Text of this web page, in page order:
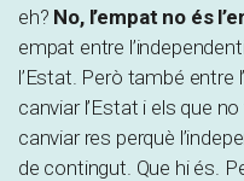
eh? No, l’empat no és
empat entre
l’Estat. Però també entre
canviar l’Estat i els que
canviar res perquè
de contingut. Que hi és.